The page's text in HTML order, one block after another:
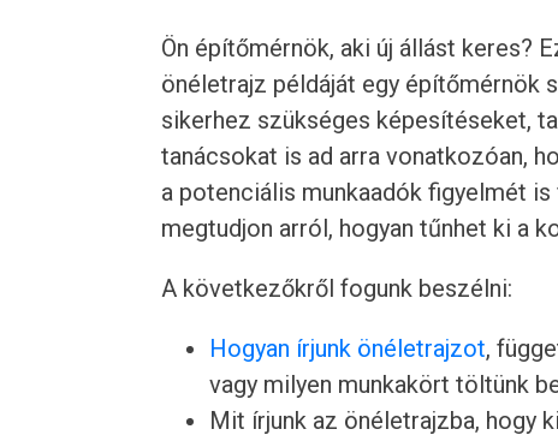
Ön építőmérnök, aki új állást keres?
önéletrajz példáját egy építőmérnök
sikerhez szükséges képesítéseket,
tanácsokat is ad arra vonatkozóan,
a potenciális munkaadók figyelmét
megtudjon arról, hogyan tűnhet ki a
A következőkről fogunk beszélni:
Hogyan írjunk önéletrajzot,
vagy milyen munkakört töltünk
Mit írjunk az önéletrajzba, hogy